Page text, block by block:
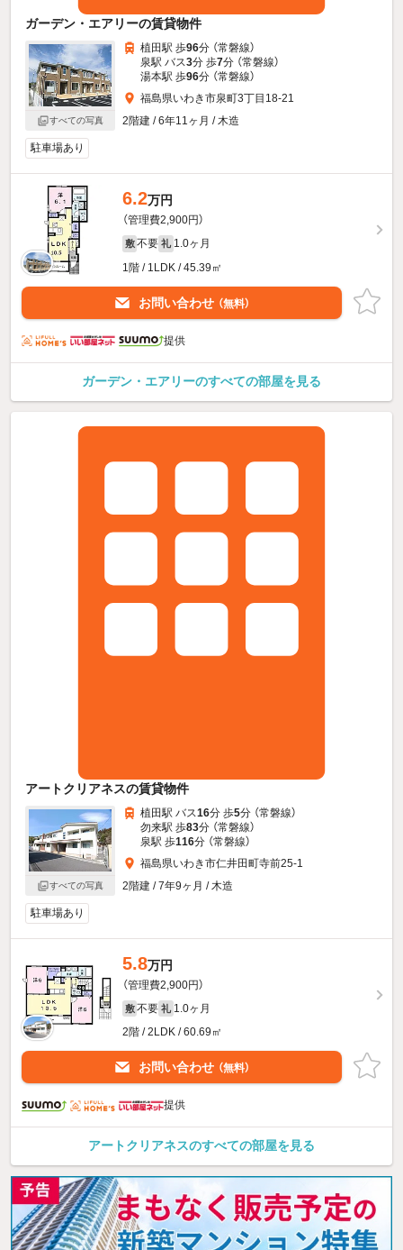
ガーデン・エアリーの賃貸物件
すべての写真
植田駅 歩96分 （常磐線）
泉駅 バス3分 歩7分 （常磐線）
湯本駅 歩96分 （常磐線）
福島県いわき市泉町3丁目18-21
2階建 / 6年11ヶ月 / 木造
駐車場あり
6.2万円
（管理費2,900円）
敷 不要 礼 1.0ヶ月
1階 / 1LDK / 45.39㎡
お問い合わせ （無料）
提供
ガーデン・エアリーのすべての部屋を見る
アートクリアネスの賃貸物件
すべての写真
植田駅 バス16分 歩5分 （常磐線）
勿来駅 歩83分 （常磐線）
泉駅 歩116分 （常磐線）
福島県いわき市仁井田町寺前25-1
2階建 / 7年9ヶ月 / 木造
駐車場あり
5.8万円
（管理費2,900円）
敷 不要 礼 1.0ヶ月
2階 / 2LDK / 60.69㎡
お問い合わせ （無料）
提供
アートクリアネスのすべての部屋を見る